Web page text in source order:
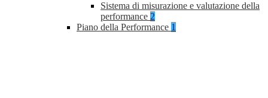
Sistema di misurazione e valutazione della
performance 2
Piano della Performance 1